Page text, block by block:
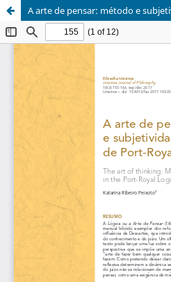
A arte de pensar: método e